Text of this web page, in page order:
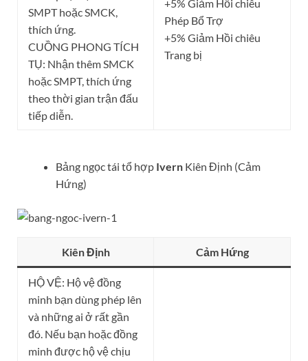
SMPT hoặc SMCK,
thích ứng.
CUỒNG PHONG TÍCH
TỤ: Nhận thêm SMCK
hoặc SMPT, thích ứng
theo thời gian trận đấu
tiếp diễn.
+5% Giảm Hồi chiêu
Phép Bổ Trợ
+5% Giảm Hồi chiêu
Trang bị
Bảng ngọc tái tổ hợp Ivern Kiên Định (Cảm
Hứng)
Kiên Định Cảm Hứng
HỘ VỆ: Hộ vệ đồng
minh bạn dùng phép lên
và những ai ở rất gần
đó. Nếu bạn hoặc đồng
minh được hộ vệ chịu